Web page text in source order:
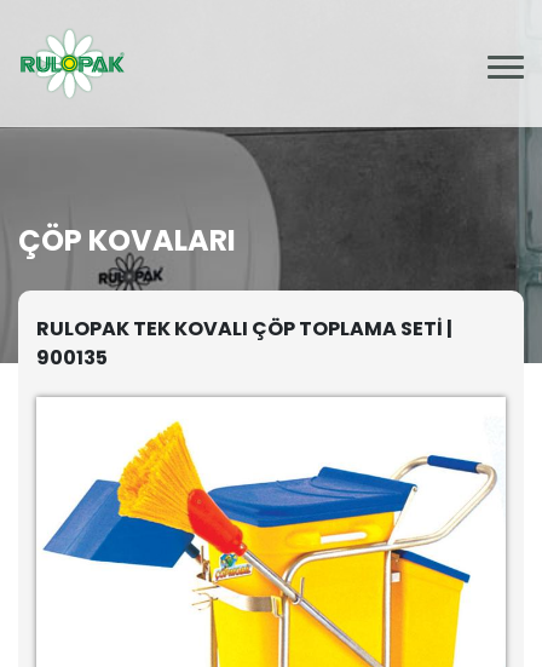
ÇÖP KOVALARI
RULOPAK TEK KOVALI ÇÖP TOPLAMA SETİ |
900135